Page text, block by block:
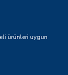
ürünleri uygun